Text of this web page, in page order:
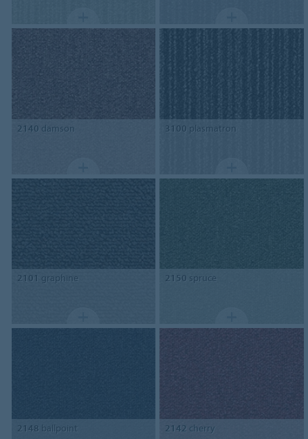
2140 damson 3100 plasmatron
2101 graphine 2150 spruce
2148 ballpoint 2142 cherry